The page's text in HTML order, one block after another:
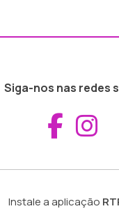
Siga-nos nas redes
Instale a aplicação